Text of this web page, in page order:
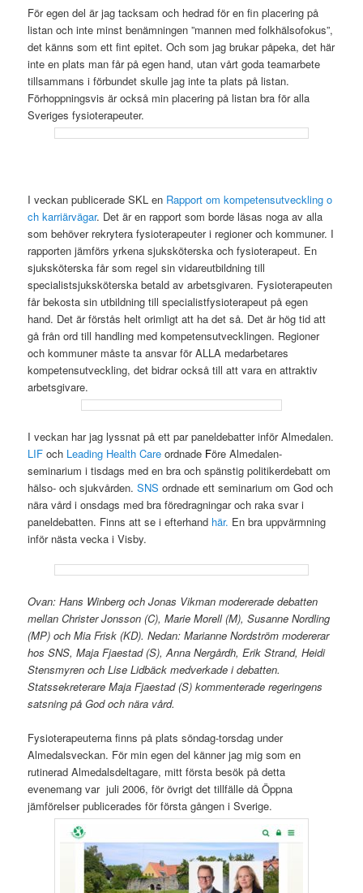
För egen del är jag tacksam och hedrad för en fin placering på
listan och inte minst benämningen ”mannen med folkhälsofokus”,
det känns som ett fint epitet. Och som jag brukar påpeka, det här
inte en plats man får på egen hand, utan vårt goda teamarbete
tillsammans i förbundet skulle jag inte ta plats på listan.
Förhoppningsvis är också min placering på listan bra för alla
Sveriges fysioterapeuter.
I veckan publicerade SKL en Rapport om kompetensutveckling o
ch karriärvägar. Det är en rapport som borde läsas noga av alla
som behöver rekrytera fysioterapeuter i regioner och kommuner. I
rapporten jämförs yrkena sjuksköterska och fysioterapeut. En
sjuksköterska får som regel sin vidareutbildning till
specialistsjuksköterska betald av arbetsgivaren. Fysioterapeuten
får bekosta sin utbildning till specialistfysioterapeut på egen
hand. Det är förstås helt orimligt att ha det så. Det är hög tid att
gå från ord till handling med kompetensutvecklingen. Regioner
och kommuner måste ta ansvar för ALLA medarbetares
kompetensutveckling, det bidrar också till att vara en attraktiv
arbetsgivare.
I veckan har jag lyssnat på ett par paneldebatter inför Almedalen.
LIF och Leading Health Care ordnade Före Almedalen-
seminarium i tisdags med en bra och spänstig politikerdebatt om
hälso- och sjukvården.SNS ordnade ett seminarium om God och
nära vård i onsdags med bra föredragningar och raka svar i
paneldebatten. Finns att se i efterhand här. En bra uppvärmning
inför nästa vecka i Visby.
Ovan: Hans Winberg och Jonas Vikman modererade debatten
mellan Christer Jonsson (C), Marie Morell (M), Susanne Nordling
(MP) och Mia Frisk (KD). Nedan: Marianne Nordström modererar
hos SNS, Maja Fjaestad (S), Anna Nergårdh, Erik Strand, Heidi
Stensmyren och Lise Lidbäck medverkade i debatten.
Statssekreterare Maja Fjaestad (S) kommenterade regeringens
satsning på God och nära vård.
Fysioterapeuterna finns på plats söndag-torsdag under
Almedalsveckan. För min egen del känner jag mig som en
rutinerad Almedalsdeltagare, mitt första besök på detta
evenemang var juli 2006, för övrigt det tillfälle då Öppna
jämförelser publicerades för första gången i Sverige.